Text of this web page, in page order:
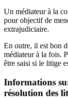
Un médiateur à la
pour objectif de
extrajudiciaire.
En outre, il est bon
médiateur à la fois.
être saisi si le litige
Informations
résolution des